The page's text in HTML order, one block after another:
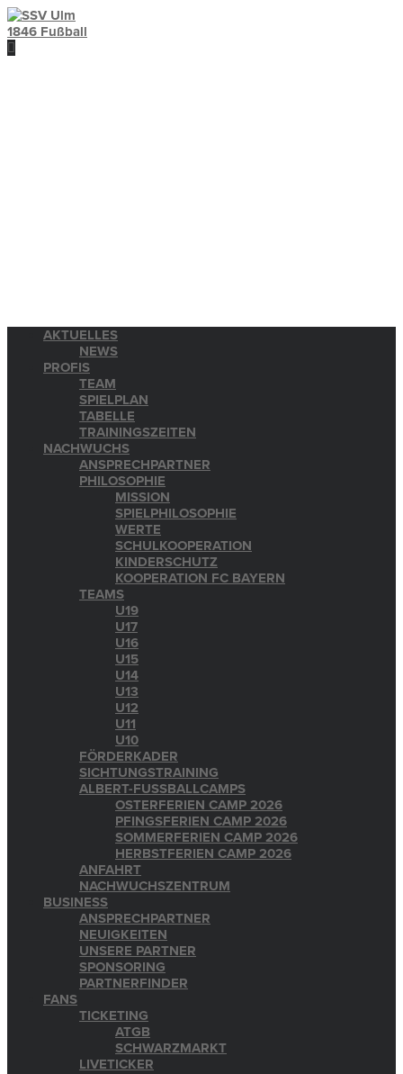
AKTUELLES
NEWS
PROFIS
TEAM
SPIELPLAN
TABELLE
TRAININGSZEITEN
NACHWUCHS
ANSPRECHPARTNER
PHILOSOPHIE
MISSION
SPIELPHILOSOPHIE
WERTE
SCHULKOOPERATION
KINDERSCHUTZ
KOOPERATION FC BAYERN
TEAMS
U19
U17
U16
U15
U14
U13
U12
U11
U10
FÖRDERKADER
SICHTUNGSTRAINING
ALBERT-FUSSBALLCAMPS
OSTERFERIEN CAMP 2026
PFINGSFERIEN CAMP 2026
SOMMERFERIEN CAMP 2026
HERBSTFERIEN CAMP 2026
ANFAHRT
NACHWUCHSZENTRUM
BUSINESS
ANSPRECHPARTNER
NEUIGKEITEN
UNSERE PARTNER
SPONSORING
PARTNERFINDER
FANS
TICKETING
ATGB
SCHWARZMARKT
LIVETICKER